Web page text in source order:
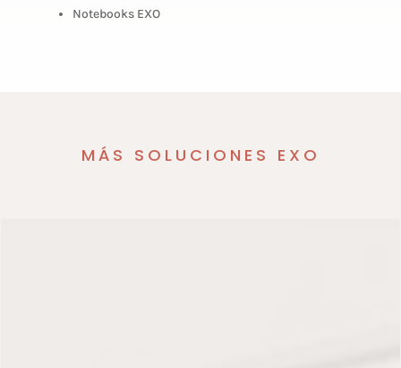
Notebooks EXO
MÁS SOLUCIONES EXO